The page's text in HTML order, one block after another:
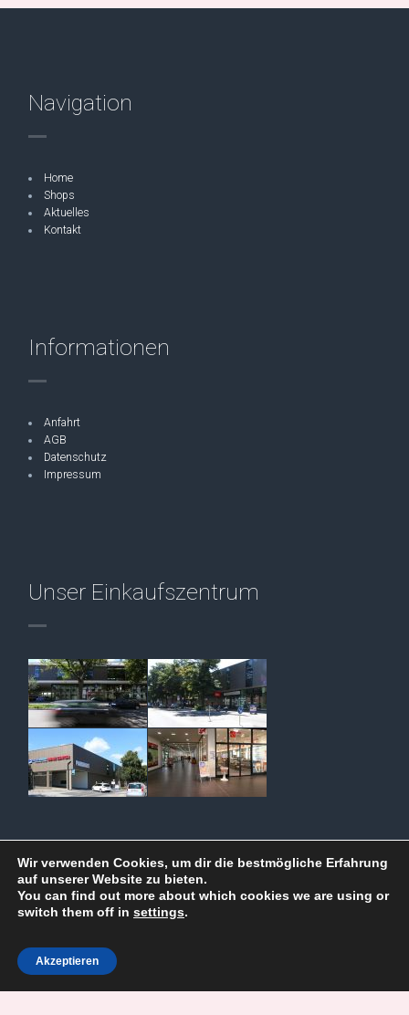
Navigation
Home
Shops
Aktuelles
Kontakt
Informationen
Anfahrt
AGB
Datenschutz
Impressum
Unser Einkaufszentrum
Wir verwenden Cookies, um dir die bestmögliche Erfahrung
auf unserer Website zu bieten.
You can find out more about which cookies we are using or
switch them off in settings.
Akzeptieren